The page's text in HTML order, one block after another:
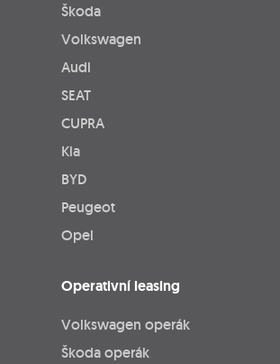
Škoda
Volkswagen
Audi
SEAT
CUPRA
Kia
BYD
Peugeot
Opel
Operativní leasing
Volkswagen operák
Škoda operák